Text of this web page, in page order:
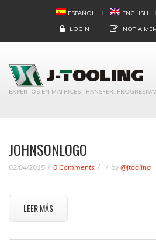
ESPAÑOL ENGLISH
LOGIN NOT A
EXPERTOS EN MATRICES TRANSFER,
JOHNSONLOGO
02/04/2015 0 Comments by @jtooling
LEER MÁS